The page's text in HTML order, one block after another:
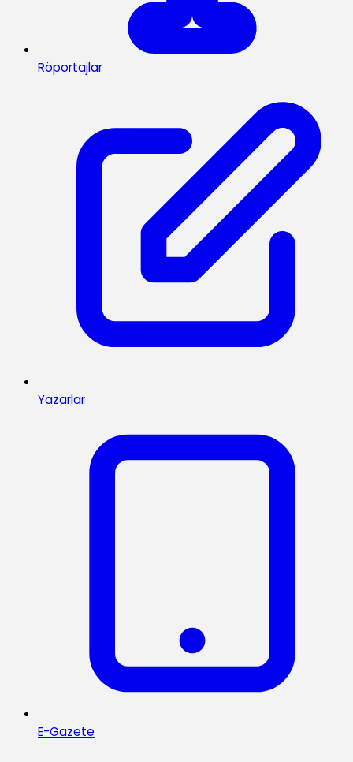
Röportajlar
Yazarlar
E-Gazete